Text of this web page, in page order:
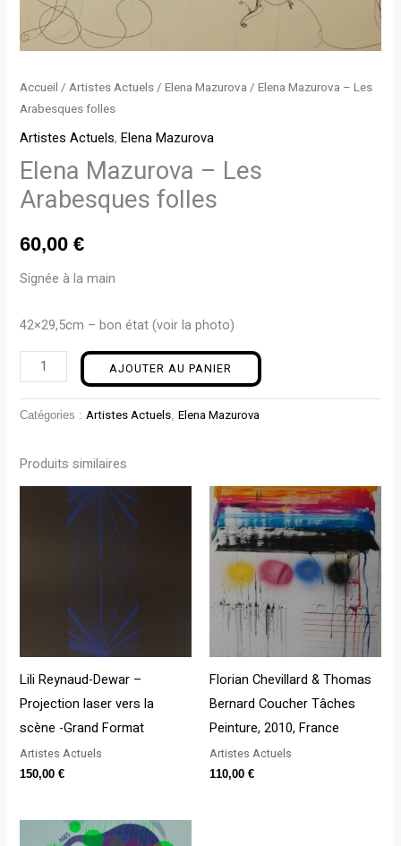
Accueil / Artistes Actuels /Elena Mazurova / Elena Mazurova – Les
Arabesques folles
Artistes Actuels,Elena Mazurova
Elena Mazurova – Les
Arabesques folles
60,00€
Signée à la main
42×29,5cm – bon état (voir la photo)
AJOUTER AU PANIER
Catégories :Artistes Actuels,Elena Mazurova
Produits similaires
Lili Reynaud-Dewar –
Projection laser vers la
scène -Grand Format
Artistes Actuels
150,00€
Florian Chevillard & Thomas
Bernard Coucher Tâches
Peinture, 2010, France
Artistes Actuels
110,00 €